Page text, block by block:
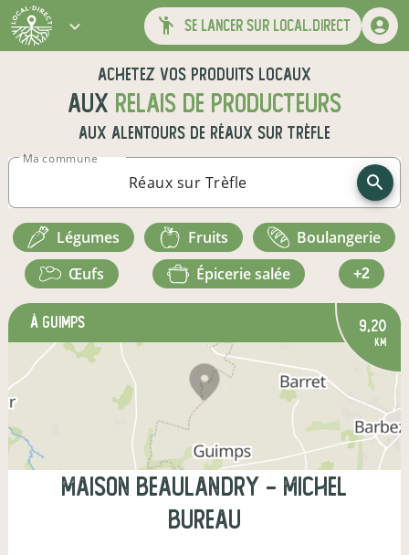
se lancer sur local.direct
Achetez vos produits locaux
aux relais de producteurs
aux alentours de Réaux sur Trèfle
Ma commune
légumes fruits
boulangerie
œufs
épicerie salée +2
à GUIMPS 9,20
km
Maison Beaulandry - Michel
BUREAU